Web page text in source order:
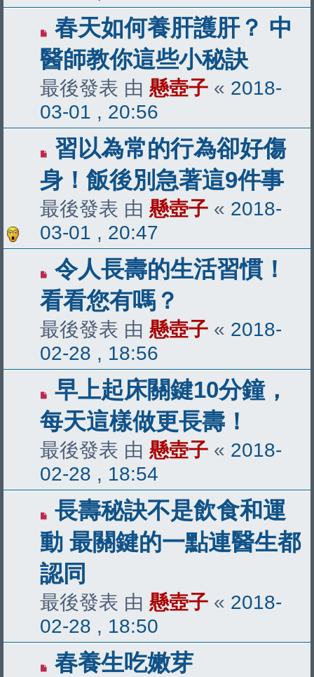
春天如何養肝護肝？ 中
醫師教你這些小秘訣
最後發表 由 懸壺子 « 2018-
03-01 , 20:56
習以為常的行為卻好傷
身！飯後別急著這9件事
最後發表 由 懸壺子 « 2018-
03-01 , 20:47
令人長壽的生活習慣！
看看您有嗎？
最後發表 由 懸壺子 « 2018-
02-28 , 18:56
早上起床關鍵10分鐘，
每天這樣做更長壽！
最後發表 由 懸壺子 « 2018-
02-28 , 18:54
長壽秘訣不是飲食和運
動 最關鍵的一點連醫生都
認同
最後發表 由 懸壺子 « 2018-
02-28 , 18:50
春養生吃嫩芽